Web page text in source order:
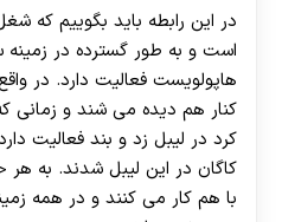
در این رابطه باید بگوییم که
است و به طور گسترده در
هاپولویست فعالیت دارد. در
کنار هم دیده می شند و زمانی
کرد در لیبل زد و بند فعالیت
کاگان در این لیبل شدند. به هر
با هم کار می کنند و در همه